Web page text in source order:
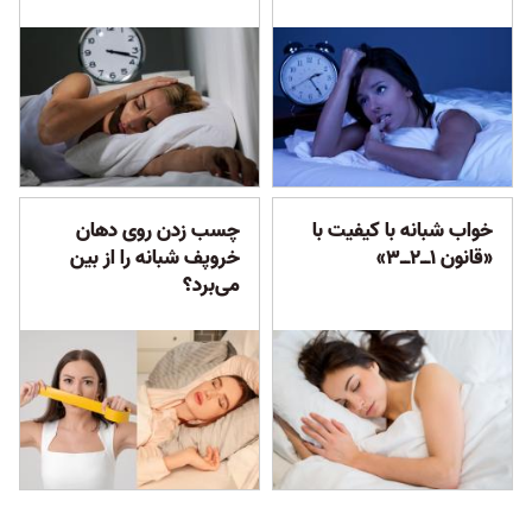
خواب شبانه با کیفیت با
«قانون ۱‌ــ۲‌ــ۳»
چسب زدن روی دهان
خروپف شبانه را از بین
می‌برد؟